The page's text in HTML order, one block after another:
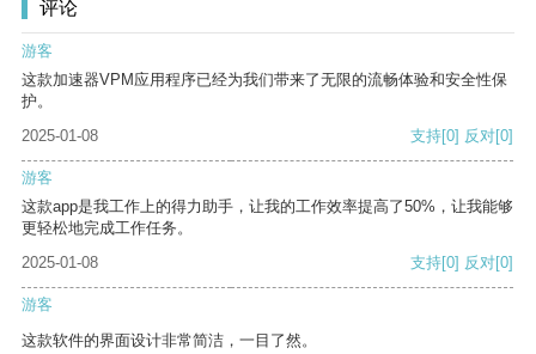
评论
游客
这款加速器VPM应用程序已经为我们带来了无限的流畅体验和安全性保
护。
2025-01-08
支持[0] 反对[0]
游客
这款app是我工作上的得力助手，让我的工作效率提高了50%，让我能够
更轻松地完成工作任务。
2025-01-08
支持[0] 反对[0]
游客
这款软件的界面设计非常简洁，一目了然。